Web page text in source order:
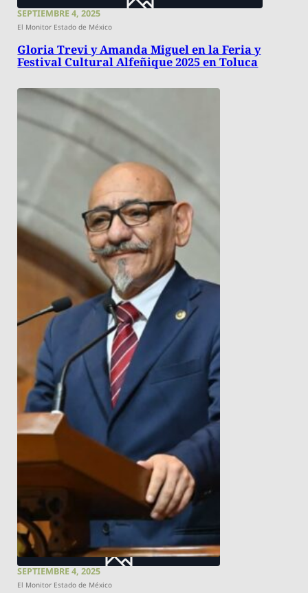
SEPTIEMBRE 4, 2025
El Monitor Estado de México
Gloria Trevi y Amanda Miguel en la Feria y
Festival Cultural Alfeñique 2025 en Toluca
SEPTIEMBRE 4, 2025
El Monitor Estado de México